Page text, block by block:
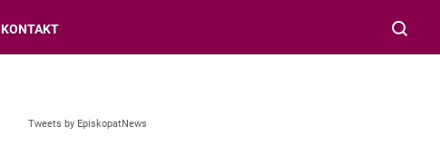
KONTAKT
Tweets by EpiskopatNews